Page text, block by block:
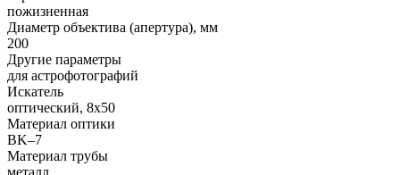
пожизненная
Диаметр объектива (апертура), мм
200
Другие параметры
для астрофотографий
Искатель
оптический, 8x50
Материал оптики
BK–7
Материал трубы
металл